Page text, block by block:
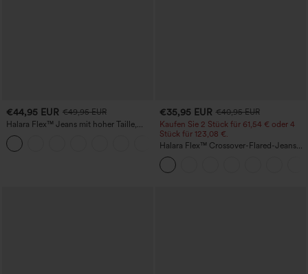
€44,95 EUR €49,95 EUR
Halara Flex™ Jeans mit hoher Taille,
Taschen, geradem Bein und Used-Look
+3
€35,95 EUR €40,95 EUR
Kaufen Sie 2 Stück für 61,54 € oder 4
Stück für 123,08 €.
Halara Flex™ Crossover-Flared-Jeans
aus elastischem Strick-Denim mit
hohem Bund und mehreren Taschen